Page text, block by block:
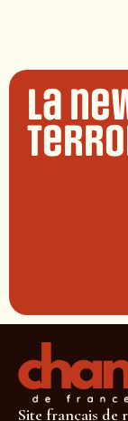
La
Site français de